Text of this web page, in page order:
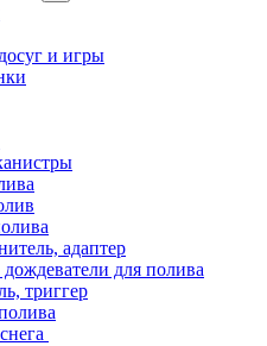
и игры
адаптер
для полива
триггер